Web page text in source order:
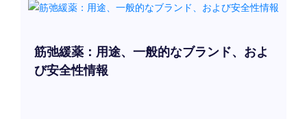
筋弛緩薬：用途、一般的なブランド、およ
び安全性情報